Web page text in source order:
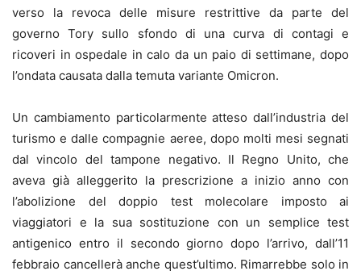
verso la revoca delle misure restrittive da parte del
governo Tory sullo sfondo di una curva di contagi e
ricoveri in ospedale in calo da un paio di settimane, dopo
l’ondata causata dalla temuta variante Omicron.
Un cambiamento particolarmente atteso dall’industria del
turismo e dalle compagnie aeree, dopo molti mesi segnati
dal vincolo del tampone negativo. Il Regno Unito, che
aveva già alleggerito la prescrizione a inizio anno con
l’abolizione del doppio test molecolare imposto ai
viaggiatori e la sua sostituzione con un semplice test
antigenico entro il secondo giorno dopo l’arrivo, dall’11
febbraio cancellerà anche quest’ultimo. Rimarrebbe solo in